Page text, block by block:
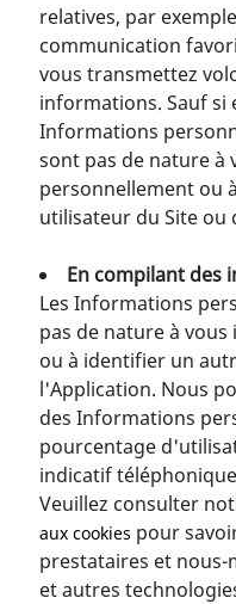
relatives, par
communication
vous transmettez
informations. Sauf si
Informations
sont pas de nature à
personnellement ou
utilisateur du Site ou
En compilant des
Les Informations
pas de nature à
ou à identifier un
l'Application. Nous
des Informations
pourcentage
indicatif
Veuillez consulter
aux cookies pour
prestataires et nous-
et autres